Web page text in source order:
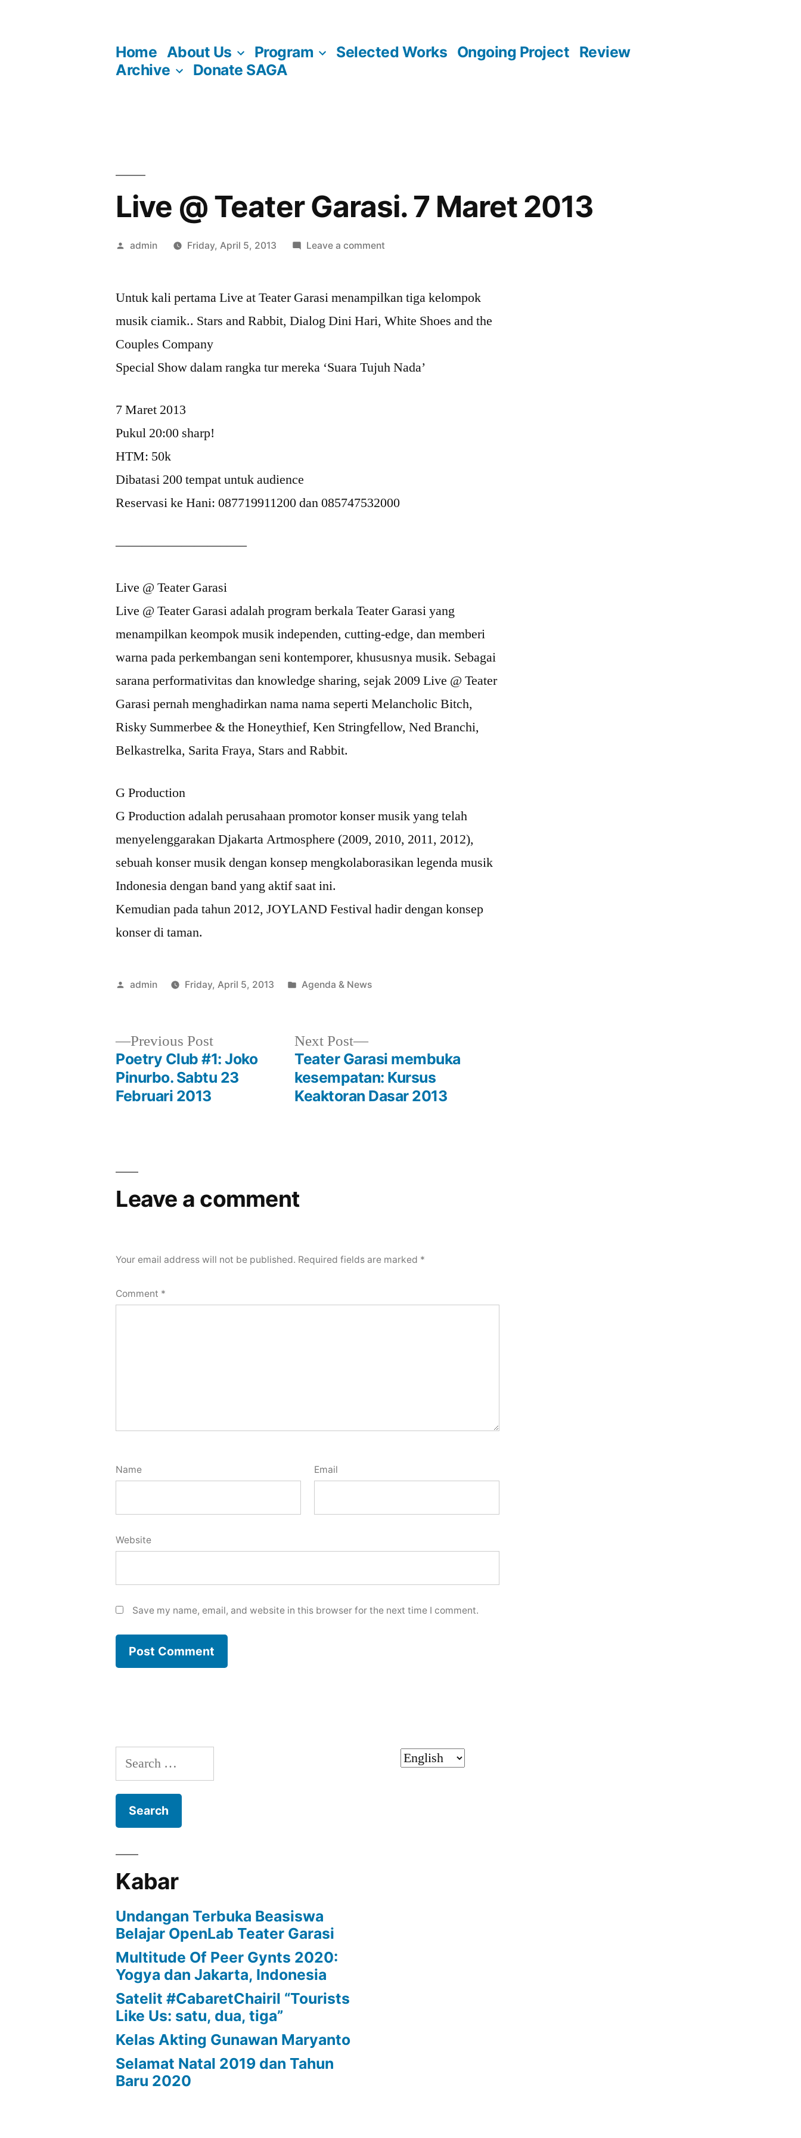
Home About Us Program Selected Works Ongoing Project Review
Archive
Donate SAGA
Live @ Teater Garasi. 7 Maret 2013
Posted
admin Friday, April 5, 2013 Leave a commenton
Teater
7
2013
Untuk kali pertama Live at Teater Garasi menampilkan tiga kelompok
musik ciamik.. Stars and Rabbit, Dialog Dini Hari, White Shoes and the
Couples Company
Special Show dalam rangka tur mereka ‘Suara Tujuh Nada’
7 Maret 2013
Pukul 20:00 sharp!
HTM: 50k
Dibatasi 200 tempat untuk audience
Reservasi ke Hani: 087719911200 dan 085747532000
————————–—–
Live @ Teater Garasi
Live @ Teater Garasi adalah program berkala Teater Garasi yang
menampilkan keompok musik independen, cutting-edge, dan memberi
warna pada perkembangan seni kontemporer, khususnya musik. Sebagai
sarana performativitas dan knowledge sharing, sejak 2009 Live @ Teater
Garasi pernah menghadirkan nama nama seperti Melancholic Bitch,
Risky Summerbee & the Honeythief, Ken Stringfellow, Ned Branchi,
Belkastrelka, Sarita Fraya, Stars and Rabbit.
G Production
G Production adalah perusahaan promotor konser musik yang telah
menyelenggarakan Djakarta Artmosphere (2009, 2010, 2011, 2012),
sebuah konser musik dengan konsep mengkolaborasikan legenda musik
Indonesia dengan band yang aktif saat ini.
Kemudian pada tahun 2012, JOYLAND Festival hadir dengan konsep
konser di taman.
Posted
admin Friday, April 5, 2013
Posted
Agenda & News
navigation
Previous PostPrevious
post:
Poetry Club #1: Joko
Pinurbo. Sabtu 23
Februari 2013
Next Post
Next
post:
Teater Garasi membuka
kesempatan: Kursus
Keaktoran Dasar 2013
Leave a comment
Your email address will not be published. Required fields are marked *
Comment *
Name Email
Website
Save my name, email, and website in this browser for the next time I comment.
Search
for:
Kabar
Undangan Terbuka Beasiswa
Belajar OpenLab Teater Garasi
Multitude Of Peer Gynts 2020:
Yogya dan Jakarta, Indonesia
Satelit #CabaretChairil “Tourists
Like Us: satu, dua, tiga”
Kelas Akting Gunawan Maryanto
Selamat Natal 2019 dan Tahun
Baru 2020